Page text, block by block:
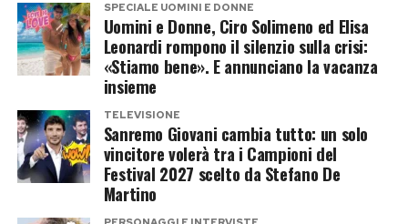
stabilità che non ha più bisogno di essere
nascosta.
Da settembre, la coppia dovrebbe lasciare la
casa sui Navigli per trasferirsi nel nuovo loft. Più
spazio, più comfort e soprattutto più libertà per
vivere un amore che, tra una paparazzata e
l’altra, ha ormai smesso di essere un segreto.
Il ricordo di Cristiano De André,
Finardi e Zucchero
Tra gli omaggi più intensi c’è quello di Cristiano
De André, che ha accostato Guccini al padre
Fabrizio: «Come mio padre ha rappresentato
una voce libera, capace di raccontare il nostro
Paese con poesia, impegno civile e spirito di
SPECIALE UOMINI E DONNE
Uomini e Donne, Ciro Solimeno ed Elisa
Leonardi rompono il silenzio sulla crisi:
«Stiamo bene». E annunciano la vacanza
insieme
TELEVISIONE
Sanremo Giovani cambia tutto: un solo
vincitore volerà tra i Campioni del
Festival 2027 scelto da Stefano De
Martino